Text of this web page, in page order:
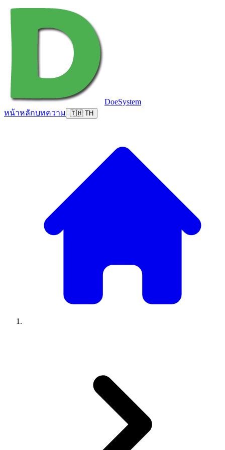
DoeSystem
หน้าหลักบทความ 🇹🇭 TH